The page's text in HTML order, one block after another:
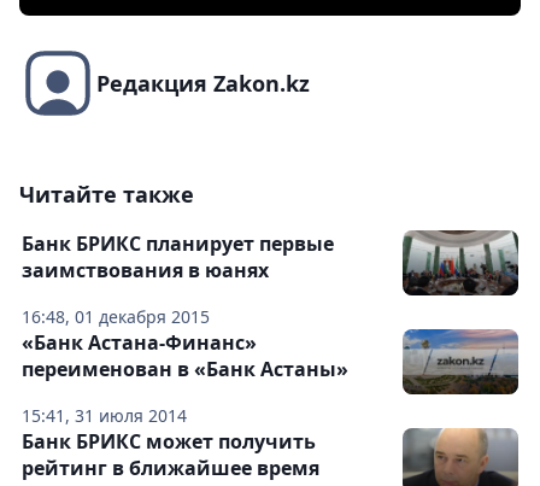
Редакция Zakon.kz
Читайте также
16:48, 01 декабря 2015
Банк БРИКС планирует первые
заимствования в юанях
15:41, 31 июля 2014
«Банк Астана-Финанс»
переименован в «Банк Астаны»
Банк БРИКС может получить
рейтинг в ближайшее время